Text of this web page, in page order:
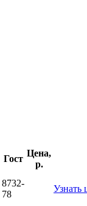
Гост
Цена,
р.
8732-
78
Узнать